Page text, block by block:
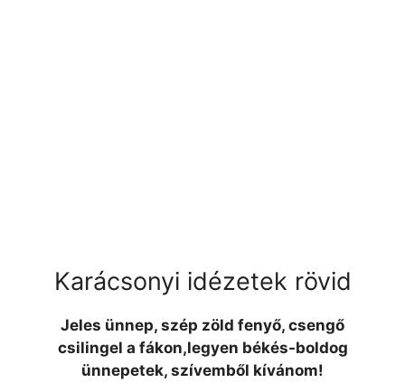
Karácsonyi idézetek rövid
Jeles ünnep, szép zöld fenyő, csengő
csilingel a fákon,legyen békés-boldog
ünnepetek, szívemből kívánom!